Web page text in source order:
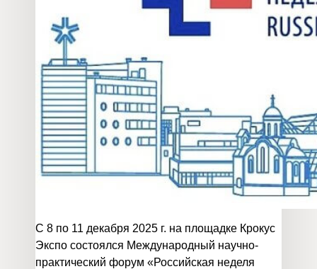
С 8 по 11 декабря 2025 г. на площадке Крокус
Экспо состоялся Международный научно-
практический форум «Российская неделя